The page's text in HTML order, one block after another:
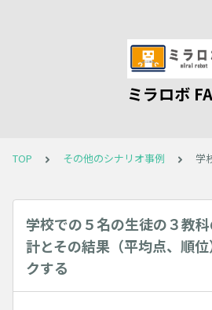
ミラロボ
TOP その他のシナリオ事例 学
学校での５名の生徒の３教
計とその結果（平均点、順
クする